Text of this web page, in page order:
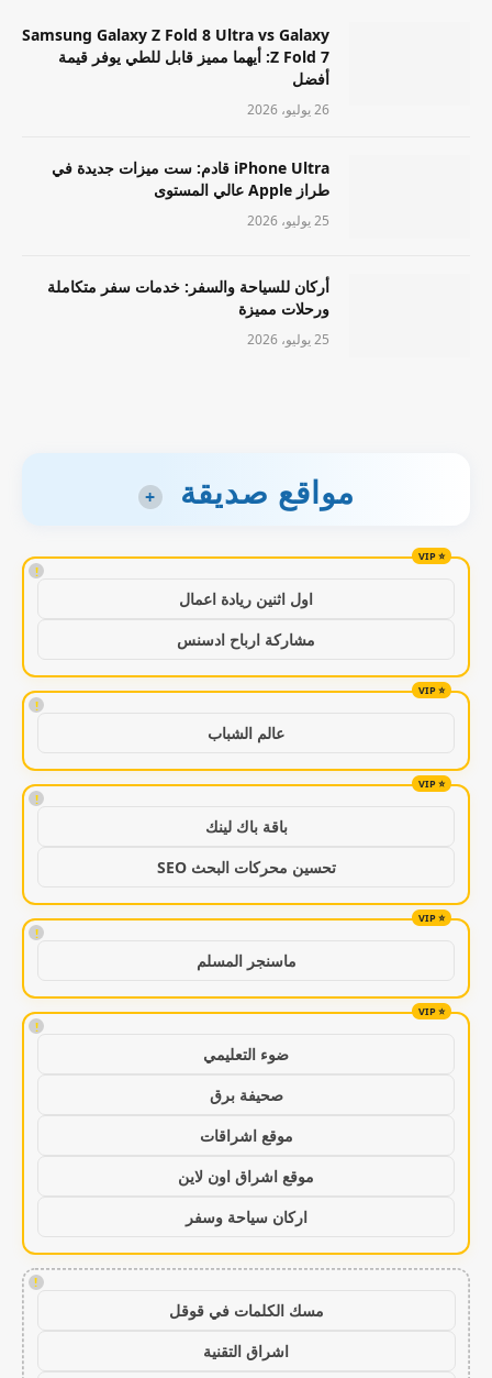
Samsung Galaxy Z Fold 8 Ultra vs Galaxy
Z Fold 7: أيهما مميز قابل للطي يوفر قيمة
أفضل
26 يوليو، 2026
iPhone Ultra قادم: ست ميزات جديدة في
طراز Apple عالي المستوى
25 يوليو، 2026
أركان للسياحة والسفر: خدمات سفر متكاملة
ورحلات مميزة
25 يوليو، 2026
مواقع صديقة +
!
اول اثنين ريادة اعمال
مشاركة ارباح ادسنس
!
عالم الشباب
!
باقة باك لينك
تحسين محركات البحث SEO
!
ماسنجر المسلم
!
ضوء التعليمي
صحيفة برق
موقع اشراقات
موقع اشراق اون لاين
اركان سياحة وسفر
!
مسك الكلمات في قوقل
اشراق التقنية